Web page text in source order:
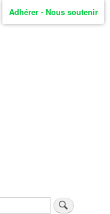
Adhérer - Nous soutenir